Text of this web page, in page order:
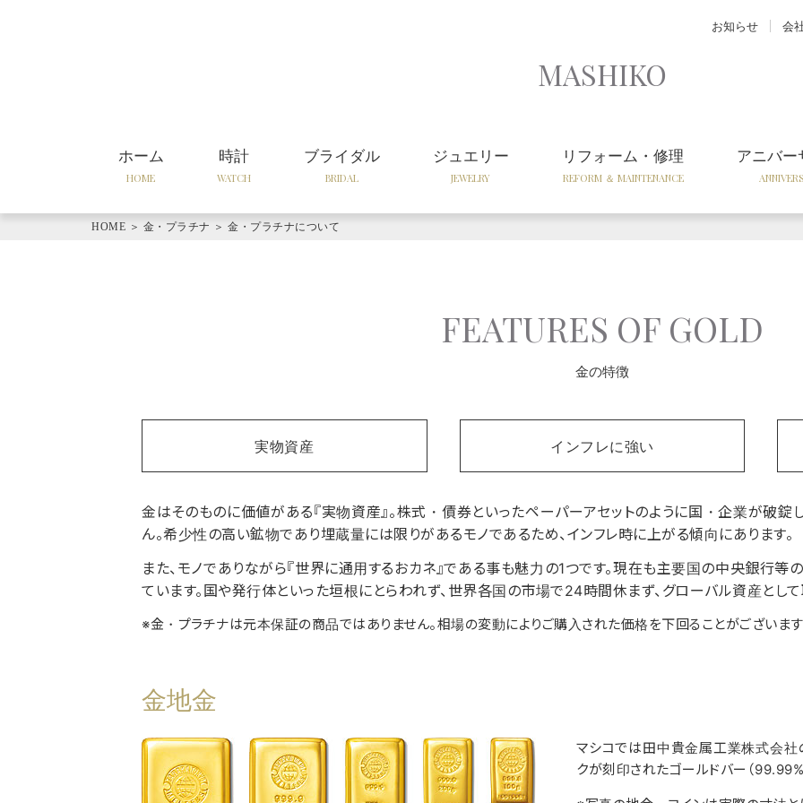
MASHIKO
ホーム
HOME
時計
WATCH
ブライダル
BRIDAL
ジュエリー
JEWELRY
リフォーム・修理
REFORM ＆ MAINTENANCE
アニバー
お知らせ 会
HOME ＞ 金・プラチナ ＞ 金・プラチナについて
FEATURES OF GOLD
金の特徴
実物資産 インフレに強い
金はそのものに価値がある『実物資産』。株式・債券といったペーパーアセットのように国・企業が破錠
ん。希少性の高い鉱物であり埋蔵量には限りがあるモノであるため、インフレ時に上がる傾向にあります。
また、モノでありながら『世界に通用するおカネ』である事も魅力の1つです。現在も主要国の中央銀行
ています。国や発行体といった垣根にとらわれず、世界各国の市場で24時間休まず、グローバル資産として
※金・プラチナは元本保証の商品ではありません。相場の変動によりご購入された価格を下回ることがございます
金地金
マシコでは田中貴金属工業株式会社
クが刻印されたゴールドバー（